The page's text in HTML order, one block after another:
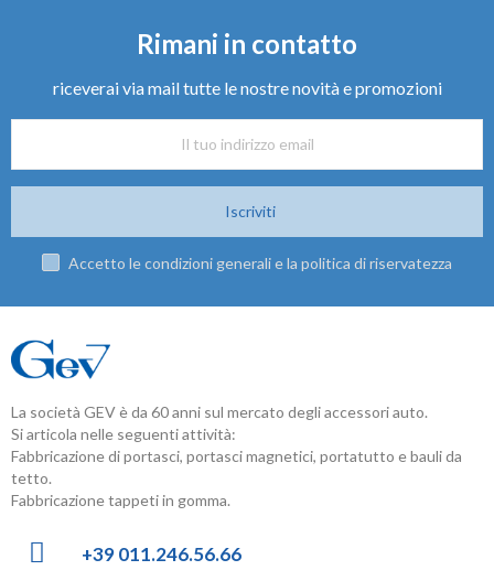
Rimani in contatto
riceverai via mail tutte le nostre novità e promozioni
Iscriviti
Accetto le condizioni generali e la politica di riservatezza
La società GEV è da 60 anni sul mercato degli accessori auto.
Si articola nelle seguenti attività:
Fabbricazione di portasci, portasci magnetici, portatutto e bauli da
tetto.
Fabbricazione tappeti in gomma.
+39 011.246.56.66